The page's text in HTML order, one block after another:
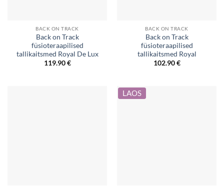
BACK ON TRACK
Back on Track
füsioteraapilised
tallikaitsmed Royal De Lux
119.90€
BACK ON TRACK
Back on Track
füsioteraapilised
tallikaitsmed Royal
102.90€
LAOS